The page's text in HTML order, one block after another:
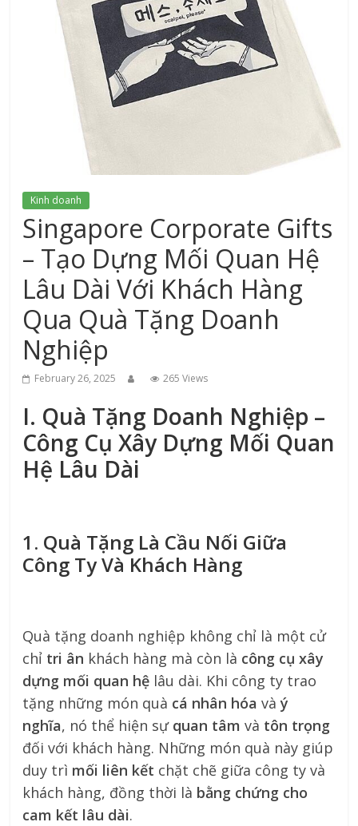
Kinh doanh
Singapore Corporate Gifts
– Tạo Dựng Mối Quan Hệ
Lâu Dài Với Khách Hàng
Qua Quà Tặng Doanh
Nghiệp
February 26, 2025 265 Views
I. Quà Tặng Doanh Nghiệp –
Công Cụ Xây Dựng Mối Quan
Hệ Lâu Dài
1. Quà Tặng Là Cầu Nối Giữa
Công Ty Và Khách Hàng
Quà tặng doanh nghiệp không chỉ là một cử
chỉ tri ân khách hàng mà còn là công cụ xây
dựng mối quan hệ lâu dài. Khi công ty trao
tặng những món quà cá nhân hóa vàý
nghĩa, nó thể hiện sự quan tâm và tôn trọng
đối với khách hàng. Những món quà này giúp
duy trì mối liên kết chặt chẽ giữa công ty và
khách hàng, đồng thời là bằng chứng cho
cam kết lâu dài.